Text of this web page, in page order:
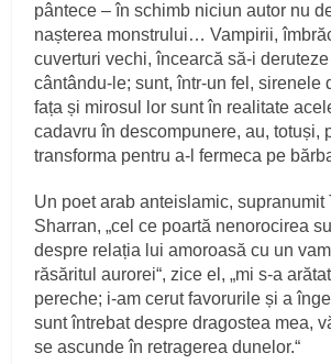
pântece – în schimb niciun autor nu
nașterea monstrului… Vampirii,
cuverturi vechi, încearcă să-i
cântându-le; sunt, într-un fel, sirenele
fața și mirosul lor sunt în realitate
cadavru în descompunere, au, totuși,
transforma pentru a-l fermeca pe
Un poet arab anteislamic, supranumit
Sharran, „cel ce poartă nenorocirea
despre relația lui amoroasă cu un
răsăritul aurorei“, zice el, „mi s-a
pereche; i-am cerut favorurile și a
sunt întrebat despre dragostea mea,
se ascunde în retragerea dunelor.“